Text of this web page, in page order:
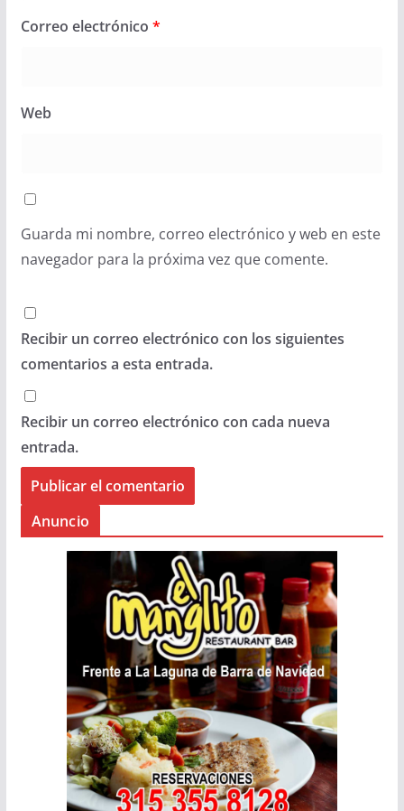
Correo electrónico *
Web
Guarda mi nombre, correo electrónico y web en este
navegador para la próxima vez que comente.
Recibir un correo electrónico con los siguientes
comentarios a esta entrada.
Recibir un correo electrónico con cada nueva
entrada.
Anuncio